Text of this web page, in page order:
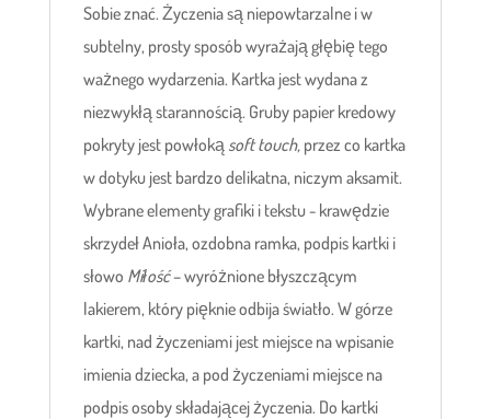
Sobie znać. Życzenia są niepowtarzalne i w
subtelny, prosty sposób wyrażają głębię tego
ważnego wydarzenia. Kartka jest wydana z
niezwykłą starannością. Gruby papier kredowy
pokryty jest powłoką soft touch, przez co kartka
w dotyku jest bardzo delikatna, niczym aksamit.
Wybrane elementy grafiki i tekstu - krawędzie
skrzydeł Anioła, ozdobna ramka, podpis kartki i
słowo Miłość– wyróżnione błyszczącym
lakierem, który pięknie odbija światło. W górze
kartki, nad życzeniami jest miejsce na wpisanie
imienia dziecka, a pod życzeniami miejsce na
podpis osoby składającej życzenia. Do kartki